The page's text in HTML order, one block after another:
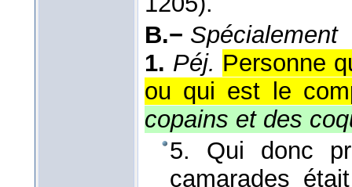
B.− Spécialement
1. Péj. Personne
ou qui est le
copains et des
5. Qui donc
camarades